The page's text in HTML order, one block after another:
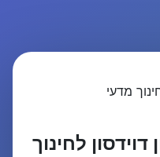
לחינוך